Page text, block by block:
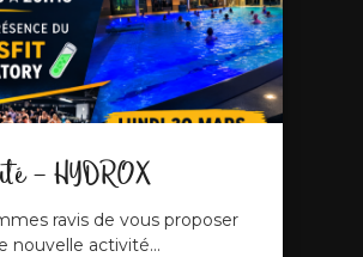
– HYDROX
ravis de vous proposer
nouvelle activité...